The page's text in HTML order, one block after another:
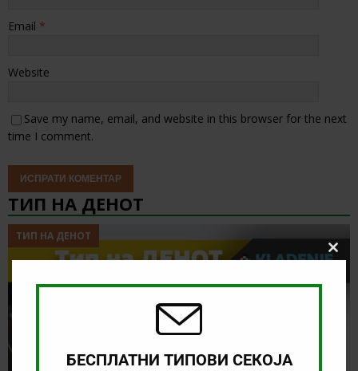
Email *
Website
Save my name, email, and website in this browser for the next
time I comment.
ТИП НА ДЕНОТ
ТИП НА ДЕНОТ
БЕСПЛАТНИ ТИПОВИ СЕКОЈА